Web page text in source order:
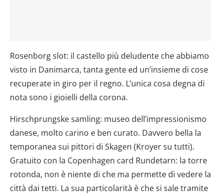
Rosenborg slot: il castello più deludente che abbiamo
visto in Danimarca, tanta gente ed un’insieme di cose
recuperate in giro per il regno. L’unica cosa degna di
nota sono i gioielli della corona.
Hirschprungske samling: museo dell’impressionismo
danese, molto carino e ben curato. Davvero bella la
temporanea sui pittori di Skagen (Kroyer su tutti).
Gratuito con la Copenhagen card Rundetarn: la torre
rotonda, non è niente di che ma permette di vedere la
città dai tetti. La sua particolarità è che si sale tramite